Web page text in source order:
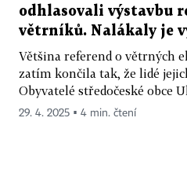
odhlasovali výstavbu
větrníků. Nalákaly je
Většina referend o větrných
zatím končila tak, že lidé
Obyvatelé středočeské obce
29. 4. 2025 ▪ 4 min. čtení